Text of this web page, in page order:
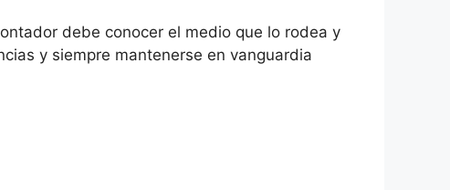
debe conocer el medio que lo rodea y
y siempre mantenerse en vanguardia